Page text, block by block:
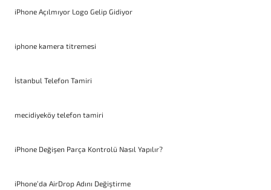
iPhone Açılmıyor Logo Gelip Gidiyor
iphone kamera titremesi
İstanbul Telefon Tamiri
mecidiyeköy telefon tamiri
iPhone Değişen Parça Kontrolü Nasıl Yapılır?
iPhone’da AirDrop Adını Değiştirme